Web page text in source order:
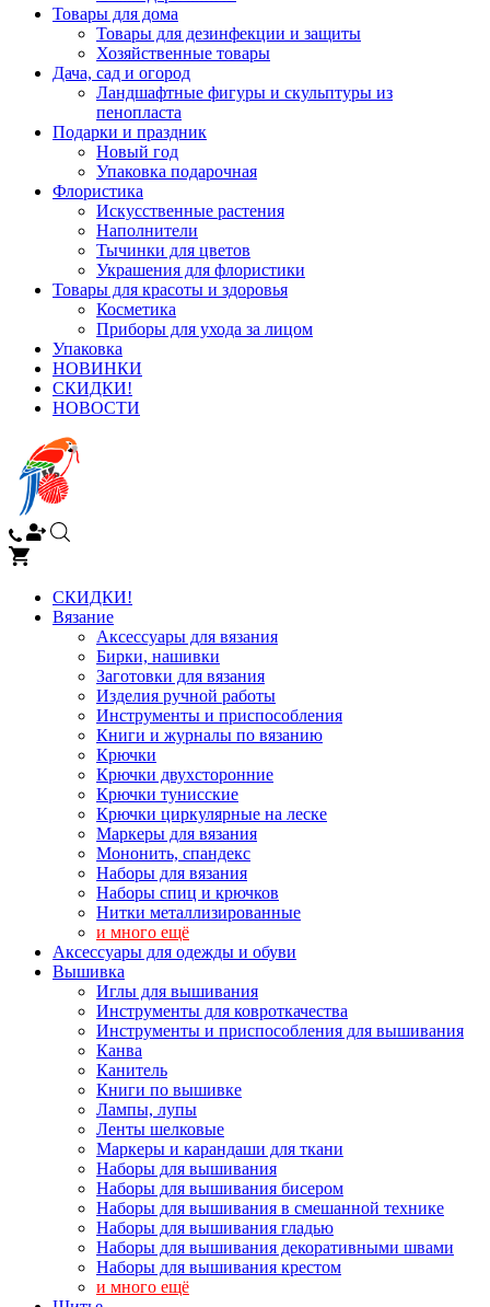
Товары для дома
Товары для дезинфекции и защиты
Хозяйственные товары
Дача, сад и огород
Ландшафтные фигуры и скульптуры из
пенопласта
Подарки и праздник
Новый год
Упаковка подарочная
Флористика
Искусственные растения
Наполнители
Тычинки для цветов
Украшения для флористики
Товары для красоты и здоровья
Косметика
Приборы для ухода за лицом
Упаковка
НОВИНКИ
СКИДКИ!
НОВОСТИ
СКИДКИ!
Вязание
Аксессуары для вязания
Бирки, нашивки
Заготовки для вязания
Изделия ручной работы
Инструменты и приспособления
Книги и журналы по вязанию
Крючки
Крючки двухсторонние
Крючки тунисские
Крючки циркулярные на леске
Маркеры для вязания
Мононить, спандекс
Наборы для вязания
Наборы спиц и крючков
Нитки металлизированные
и много ещё
Аксессуары для одежды и обуви
Вышивка
Иглы для вышивания
Инструменты для ковроткачества
Инструменты и приспособления для вышивания
Канва
Канитель
Книги по вышивке
Лампы, лупы
Ленты шелковые
Маркеры и карандаши для ткани
Наборы для вышивания
Наборы для вышивания бисером
Наборы для вышивания в смешанной технике
Наборы для вышивания гладью
Наборы для вышивания декоративными швами
Наборы для вышивания крестом
и много ещё